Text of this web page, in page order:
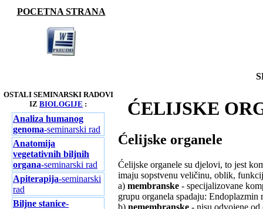
POCETNA STRANA
OSTALI SEMINARSKI RADOVI
IZ BIOLOGIJE :
Analiza humanog
genoma-seminarski rad
Anatomija
vegetativnih biljnih
organa-seminarski rad
Apiterapija-seminarski
rad
Biljne stanice-
ĆELIJSKE
Ćelijske organele
Ćelijske organele su djelovi, to jest
imaju sopstvenu veličinu, oblik,
a) membranske - specijalizovane
grupu organela spadaju: